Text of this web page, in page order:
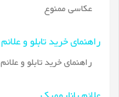
عکاسی ممنوع
راهنمای خرید تابلو و علائم
راهنمای خرید تابلو و علائم